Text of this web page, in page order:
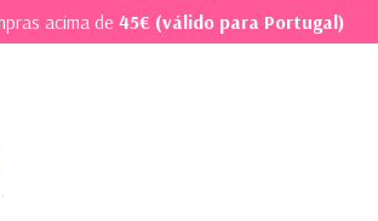
acima de 45€ (válido para Portugal)